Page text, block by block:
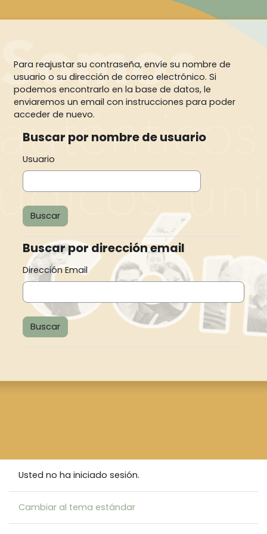
Para reajustar su contraseña, envíe su nombre de
usuario o su dirección de correo electrónico. Si
podemos encontrarlo en la base de datos, le
enviaremos un email con instrucciones para poder
acceder de nuevo.
Buscar por nombre de usuario
Buscar por nombre de usuario
Usuario
Buscar por dirección email
Buscar por dirección email
Dirección Email
Usted no ha iniciado sesión.
Cambiar al tema estándar